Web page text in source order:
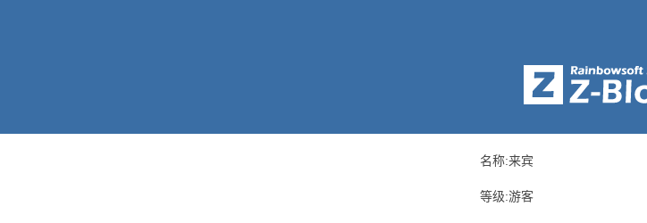
名称:来宾
等级:游客